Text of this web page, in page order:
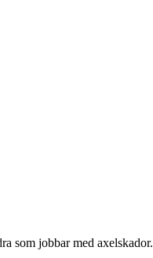
som jobbar med axelskador.